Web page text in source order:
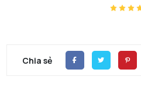
Chia sẻ